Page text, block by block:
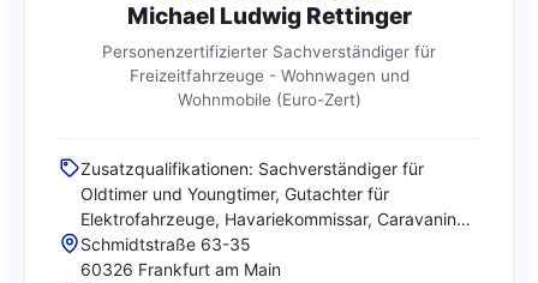
Michael Ludwig Rettinger
Personenzertifizierter Sachverständiger für
Freizeitfahrzeuge - Wohnwagen und
Wohnmobile (Euro-Zert)
Zusatzqualifikationen: Sachverständiger für
Oldtimer und Youngtimer, Gutachter für
Elektrofahrzeuge, Havariekommissar, Caravaning-
Sachverständiger, Sachverständiger für Schäden
an Motorrädern, Fahrrädern, Pedelecs, S-Pedelecs
Schmidtstraße 63-35
60326 Frankfurt am Main